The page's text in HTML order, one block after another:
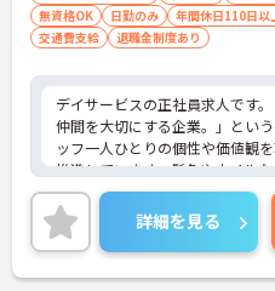
るため、日々の努力が還元され
れます
【自分らしいスタイルでいきいき
です】
・髪色や髪型、ネイルなどが原則
ため、個性を大切にしながら働
・社員一人ひとりの価値観を尊
で、無理なくご自身らしく働き
【全国展開の安定基盤と日勤のみ
キャリアを描けます】
・全国367拠点以上を展開する
無資格OK
日勤のみ 年間休日110日以
交通費支給
退職金制度あり
デイサービスの正社員求人です
仲間を大切にする企業。」とい
ッフ一人ひとりの個性や価値観
推進しています。髪色やネイル
ば原則自由となっており、自分
理なく働くことが可能です。日々
ワークは賞与とは別に支給され
っかり還元されるため、高いモ
しながら業務に取り組めます。
詳細を見る